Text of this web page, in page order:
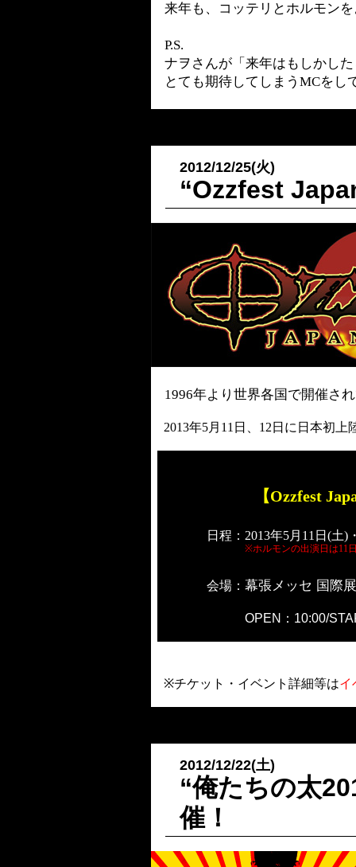
来年も、コッテリとホルモン
P.S.
ナヲさんが「来年はもしかし
とても期待してしまうMCをし
2012/12/25(火)
“Ozzfest
1996年より世界各国で開催さ
2013年5月 11 日、 12 日に日本初上
【Ozzfest
日程 ： 2013年5月 11 日 (土)
※ホルモンの出演日は11
会場： 幕張メッセ 国際
OPEN：10:00/
※チケット・イベント詳細等はイ
2012/12/22(土)
“俺たちの太
催！